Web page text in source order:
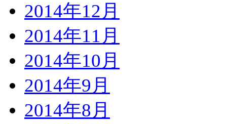
2014年12月
2014年11月
2014年10月
2014年9月
2014年8月